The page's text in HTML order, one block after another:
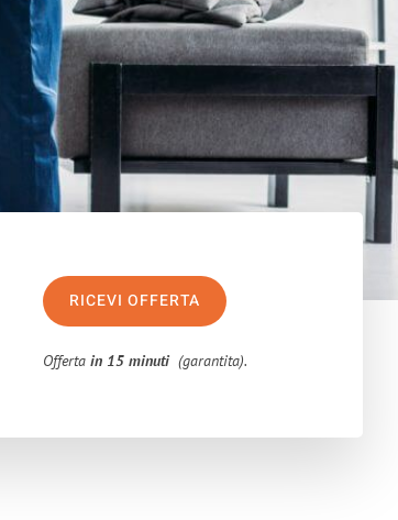
RICEVI OFFERTA
Offertain 15 minuti (garantita).